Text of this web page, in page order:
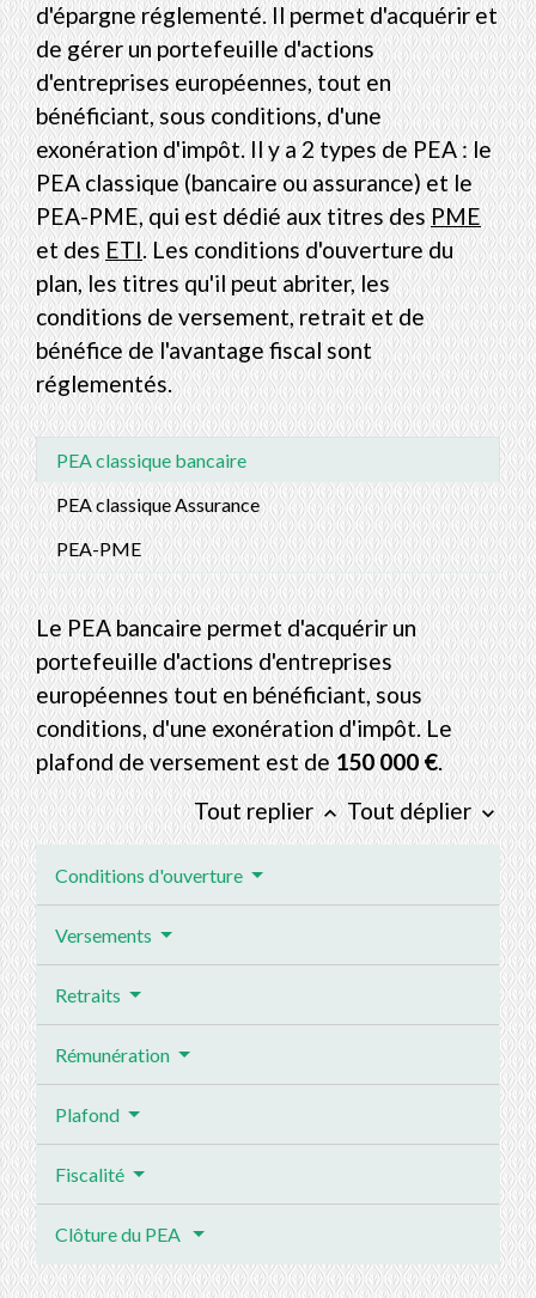
d'épargne réglementé. Il permet d'acquérir et
de gérer un portefeuille d'actions
d'entreprises européennes, tout en
bénéficiant, sous conditions, d'une
exonération d'impôt. Il y a 2 types de PEA : le
PEA classique (bancaire ou assurance) et le
PEA-PME, qui est dédié aux titres desPME
et desETI. Les conditions d'ouverture du
plan, les titres qu'il peut abriter, les
conditions de versement, retrait et de
bénéfice de l'avantage fiscal sont
réglementés.
PEA classique bancaire
PEA classique Assurance
PEA-PME
Le PEA bancaire permet d'acquérir un
portefeuille d'actions d'entreprises
européennes tout en bénéficiant, sous
conditions, d'une exonération d'impôt. Le
plafond de versement est de150 000 €.
Tout replierkeyboard_arrow_up Tout déplier keyboard_arrow_down
Conditions d'ouverture
Versements
Retraits
Rémunération
Plafond
Fiscalité
Clôture du PEA